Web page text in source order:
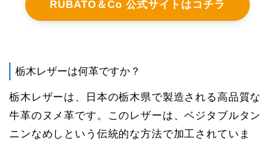
RUBATO＆Co 公式サイトはコチラ
栃木レザーは何革ですか？
栃木レザーは、日本の栃木県で製造される高品質な
牛革のヌメ革です。このレザーは、ベジタブルタン
ニンなめしという伝統的な方法で加工されていま